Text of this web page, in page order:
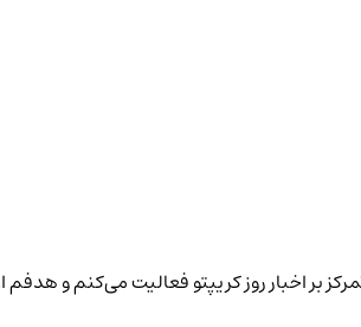
بر اخبار روز کریپتو فعالیت می‌کنم و